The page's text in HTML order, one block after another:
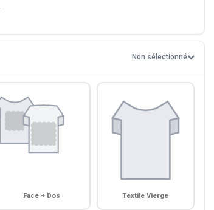
Non sélectionné
Face + Dos Textile Vierge